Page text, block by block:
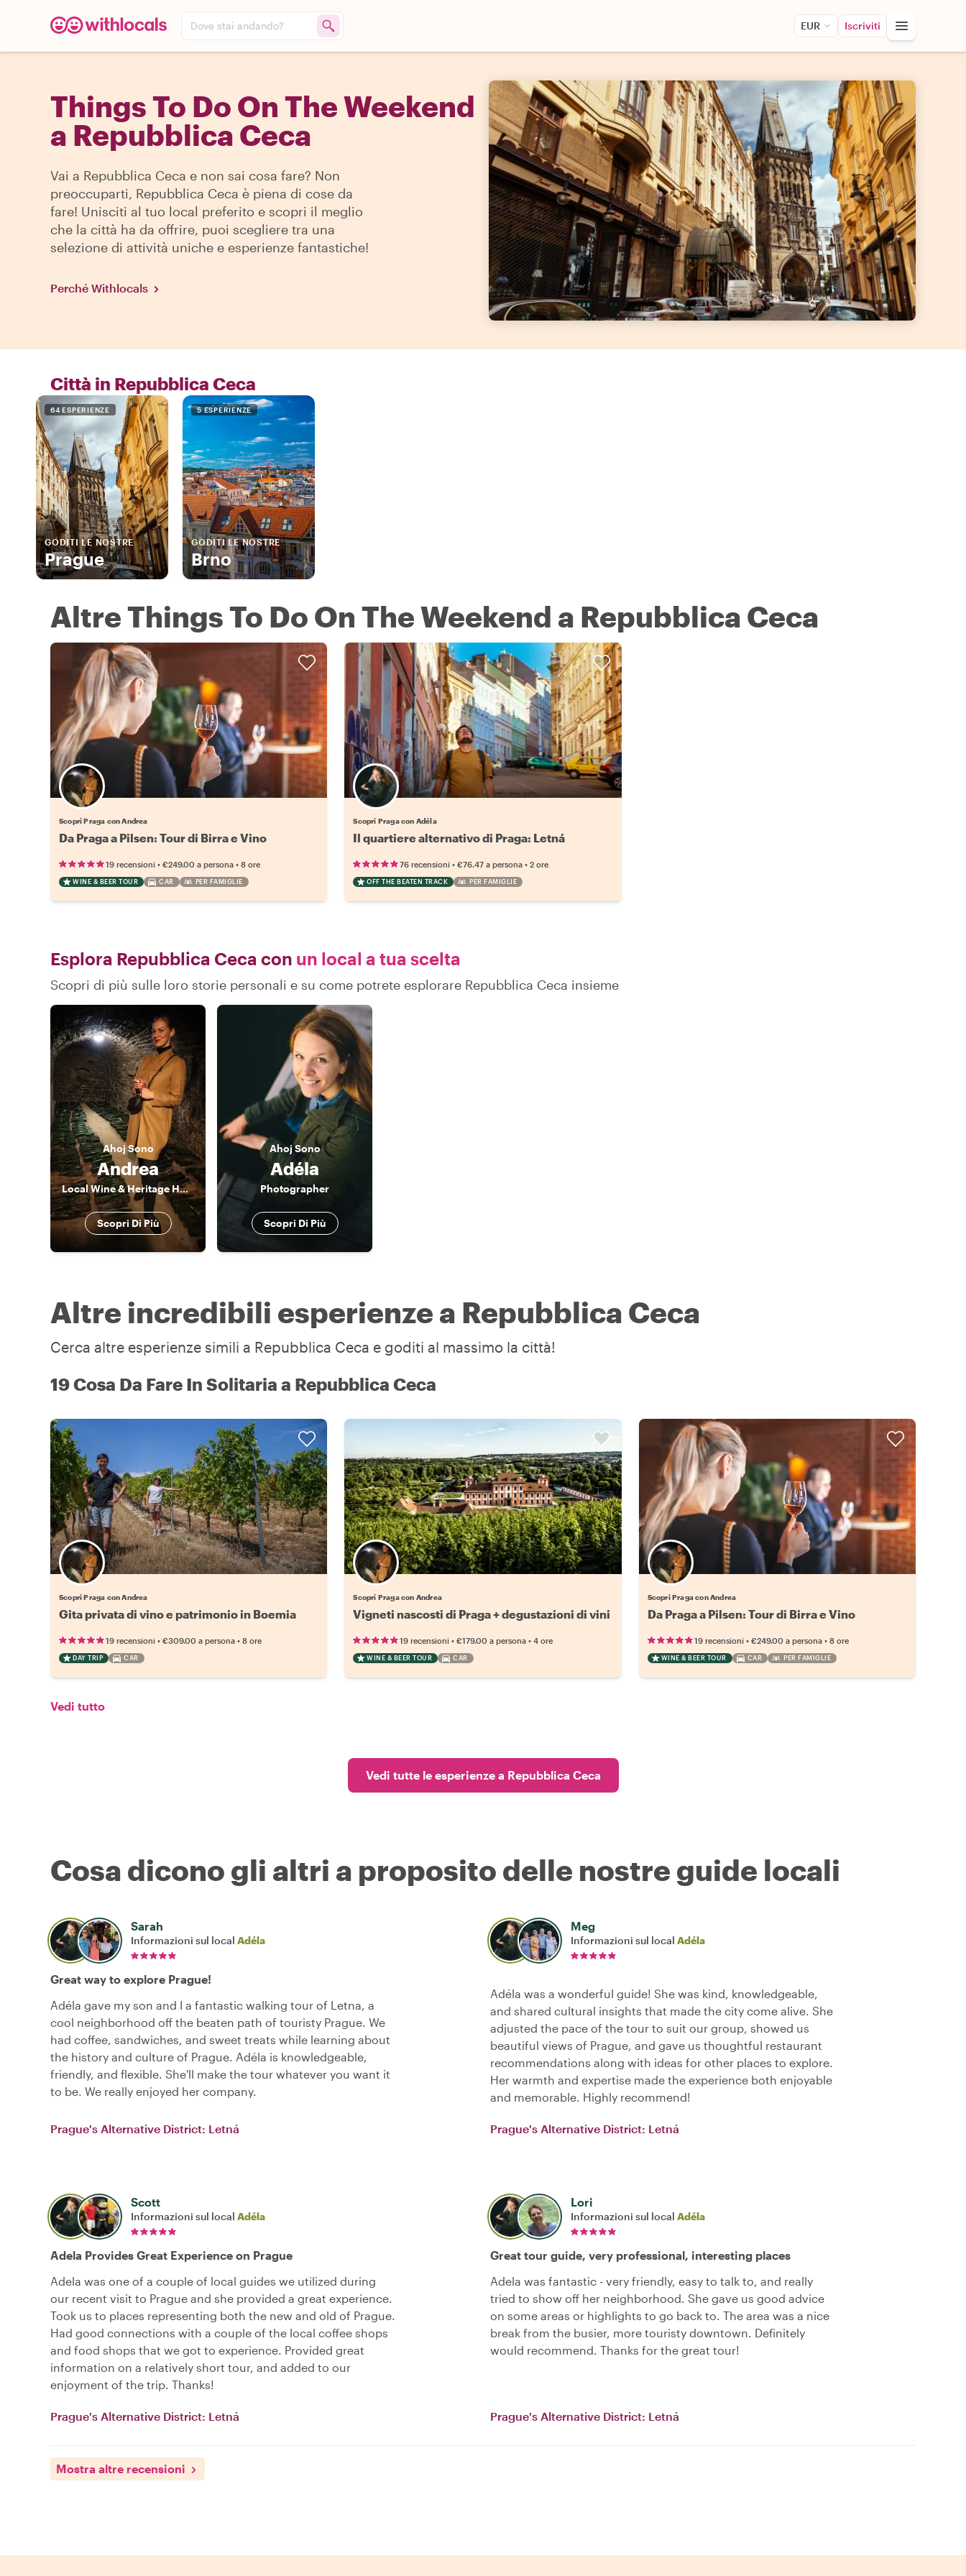
Dove stai andando? EUR Iscriviti
Things To Do On The Weekend
a Repubblica Ceca
Vai a Repubblica Ceca e non sai cosa fare? Non
preoccuparti, Repubblica Ceca è piena di cose da
fare! Unisciti al tuo local preferito e scopri il meglio
che la città ha da offrire, puoi scegliere tra una
selezione di attività uniche e esperienze fantastiche!
Perché Withlocals
Città in Repubblica Ceca
64 ESPERIENZE
GODITI LE NOSTRE
Prague
5 ESPERIENZE
GODITI LE NOSTRE
Brno
Altre Things To Do On The Weekend a Repubblica Ceca
Scopri Praga con Andrea
Da Praga a Pilsen: Tour di Birra e Vino
19 recensioni • €249.00 a persona • 8 ore
WINE & BEER TOUR CAR PER FAMIGLIE
Scopri Praga con Adéla
Il quartiere alternativo di Praga: Letná
76 recensioni •€76.47 a persona •2 ore
OFF THE BEATEN TRACK PER FAMIGLIE
Esplora Repubblica Ceca con un local a tua scelta
Scopri di più sulle loro storie personali e su come potrete esplorare Repubblica Ceca insieme
Ahoj Sono
Andrea
Local Wine & Heritage Host
Scopri Di Più
Ahoj Sono
Adéla
Photographer
Scopri Di Più
Altre incredibili esperienze a Repubblica Ceca
Cerca altre esperienze simili a Repubblica Ceca e goditi al massimo la città!
19 Cosa Da Fare In Solitaria a Repubblica Ceca
Scopri Praga con Andrea
Gita privata di vino e patrimonio in Boemia
19 recensioni • €309.00 a persona • 8 ore
DAY TRIP CAR
Scopri Praga con Andrea
Vigneti nascosti di Praga + degustazioni di vini
19 recensioni •€179.00 a persona •4 ore
WINE & BEER TOUR CAR
Scopri Praga con Andrea
Da Praga a Pilsen: Tour di Birra e Vino
19 recensioni• €249.00 a persona• 8 ore
WINE & BEER TOUR CAR PER FAMIGLIE
Vedi tutto
Vedi tutte le esperienze a Repubblica Ceca
Cosa dicono gli altri a proposito delle nostre guide locali
Sarah
Informazioni sul local Adéla
Great way to explore Prague!
Adéla gave my son and I a fantastic walking tour of Letna, a
cool neighborhood off the beaten path of touristy Prague. We
had coffee, sandwiches, and sweet treats while learning about
the history and culture of Prague. Adéla is knowledgeable,
friendly, and flexible. She'll make the tour whatever you want it
to be. We really enjoyed her company.
Prague's Alternative District: Letná
Meg
Informazioni sul local Adéla
Adéla was a wonderful guide! She was kind, knowledgeable,
and shared cultural insights that made the city come alive. She
adjusted the pace of the tour to suit our group, showed us
beautiful views of Prague, and gave us thoughtful restaurant
recommendations along with ideas for other places to explore.
Her warmth and expertise made the experience both enjoyable
and memorable. Highly recommend!
Prague's Alternative District: Letná
Scott
Informazioni sul local Adéla
Adela Provides Great Experience on Prague
Adela was one of a couple of local guides we utilized during
our recent visit to Prague and she provided a great experience.
Took us to places representing both the new and old of Prague.
Had good connections with a couple of the local coffee shops
and food shops that we got to experience. Provided great
information on a relatively short tour, and added to our
enjoyment of the trip. Thanks!
Prague's Alternative District: Letná
Lori
Informazioni sul local Adéla
Great tour guide, very professional, interesting places
Adela was fantastic - very friendly, easy to talk to, and really
tried to show off her neighborhood. She gave us good advice
on some areas or highlights to go back to. The area was a nice
break from the busier, more touristy downtown. Definitely
would recommend. Thanks for the great tour!
Prague's Alternative District: Letná
Mostra altre recensioni